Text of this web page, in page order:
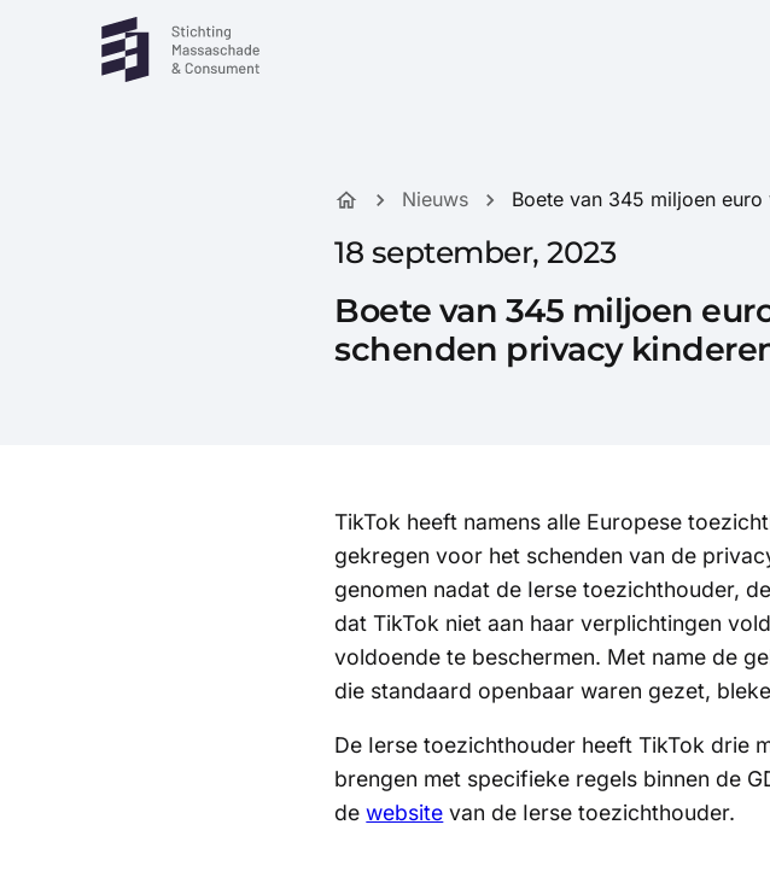
Nieuws Boete van 345 miljoen
18 september, 2023
Boete van 345 miljoen
schenden privacy
TikTok heeft namens alle Europese
gekregen voor het schenden van de
genomen nadat de Ierse toezichthouder,
dat TikTok niet aan haar verplichtingen
voldoende te beschermen. Met name de
die standaard openbaar waren gezet,
De Ierse toezichthouder heeft TikTok drie
brengen met specifieke regels binnen de
dewebsite van de Ierse toezichthouder.